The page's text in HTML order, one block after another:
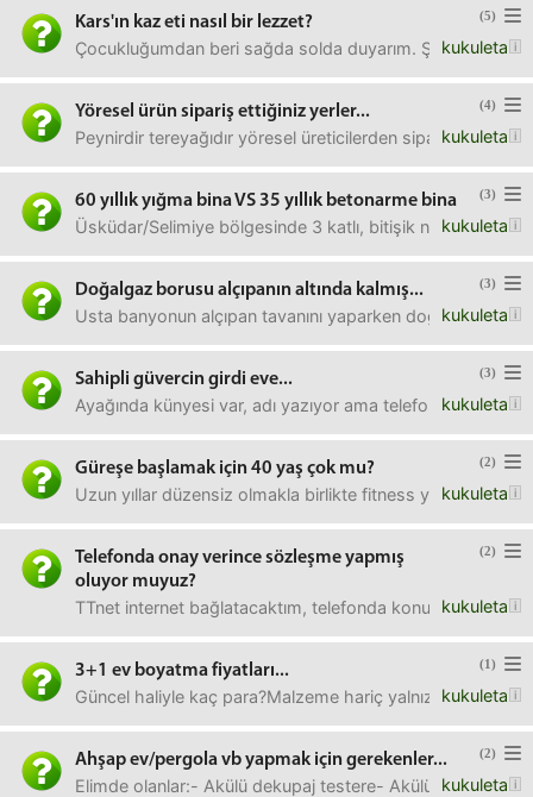
(5)
Kars'ın kaz eti nasıl bir lezzet?
kukuleta
Çocukluğumdan beri sağda solda duyarım. Şöyle iyi
(4)
Yöresel ürün sipariş ettiğiniz yerler...
kukuleta
Peynirdir tereyağıdır yöresel üreticilerden sipariş verip
(3)
60 yıllık yığma bina VS 35 yıllık betonarme bina
kukuleta
Üsküdar/Selimiye bölgesinde 3 katlı, bitişik nizam,
(3)
Doğalgaz borusu alçıpanın altında kalmış...
kukuleta
Usta banyonun alçıpan tavanını yaparken doğalgaz
(3)
Sahipli güvercin girdi eve...
kukuleta
Ayağında künyesi var, adı yazıyor ama telefon iletişim
(2)
Güreşe başlamak için 40 yaş çok mu?
kukuleta
Uzun yıllar düzensiz olmakla birlikte fitness yaptım ama
(2)
Telefonda onay verince sözleşme yapmış
oluyor muyuz?
kukuleta
TTnet internet bağlatacaktım, telefonda konuştuk
(1)
3+1 ev boyatma fiyatları...
kukuleta
Güncel haliyle kaç para?Malzeme hariç yalnızca işçilik
(2)
Ahşap ev/pergola vb yapmak için gerekenler...
kukuleta
Elimde olanlar:- Akülü dekupaj testere- Akülü darbeli